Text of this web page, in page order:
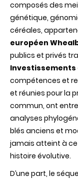
composés des
génétique,
céréales,
européen
publics et privés
Investissements
compétences et
et réunies pour la
commun, ont
analyses
blés anciens et
jamais atteint à ce
histoire évolutive.
D’une part, le